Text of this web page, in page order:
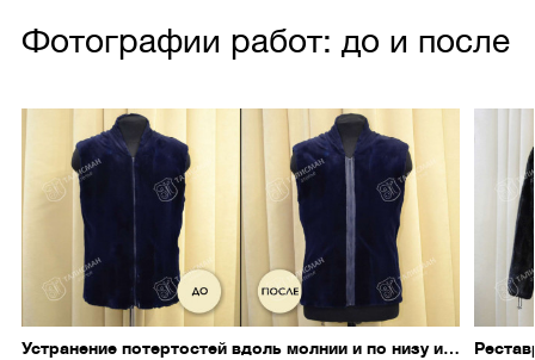
Фотографии работ: до и после
Устранение потертостей вдоль молнии и по низу изделия – 4 дня